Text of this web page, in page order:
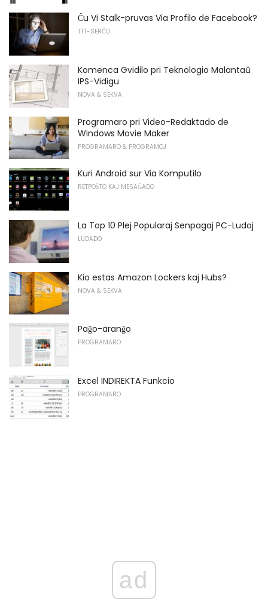
Ĉu Vi Stalk-pruvas Via Profilo de Facebook?
TTT-SERĈO
Komenca Gvidilo pri Teknologio Malantaŭ
IPS-Vidigu
NOVA & SEKVA
Programaro pri Video-Redaktado de
Windows Movie Maker
PROGRAMARO & PROGRAMOJ
Kuri Android sur Via Komputilo
RETPOŜTO KAJ MESAĜADO
La Top 10 Plej Popularaj Senpagaj PC-Ludoj
LUDADO
Kio estas Amazon Lockers kaj Hubs?
NOVA & SEKVA
Paĝo-aranĝo
PROGRAMARO
Excel INDIREKTA Funkcio
PROGRAMARO
ad